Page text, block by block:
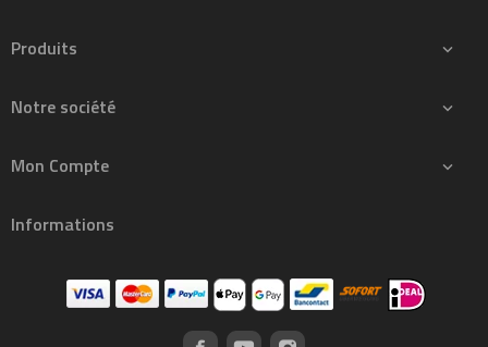
Produits 
Notre société 
Mon Compte 
Informations